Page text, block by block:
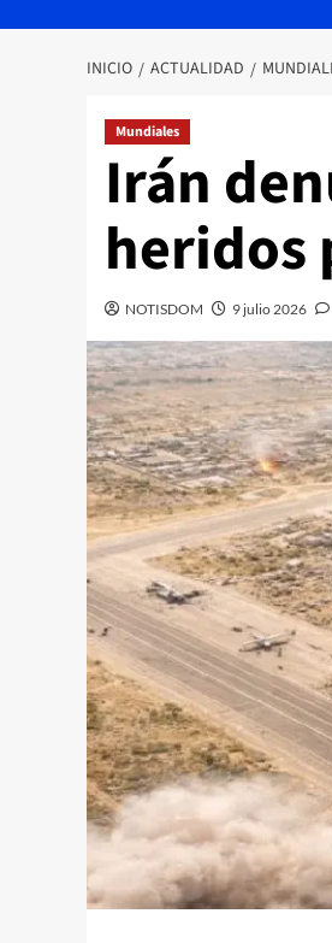
INICIO ACTUALIDAD
Mundiales
Irán
heridos
NOTISDOM 9 julio 2026